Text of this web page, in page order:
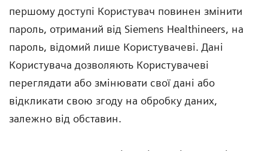
першому доступі Користувач повинен змінити
пароль, отриманий від Siemens Healthineers, на
пароль, відомий лише Користувачеві. Дані
Користувача дозволяють Користувачеві
переглядати або змінювати свої дані або
відкликати свою згоду на обробку даних,
залежно від обставин.